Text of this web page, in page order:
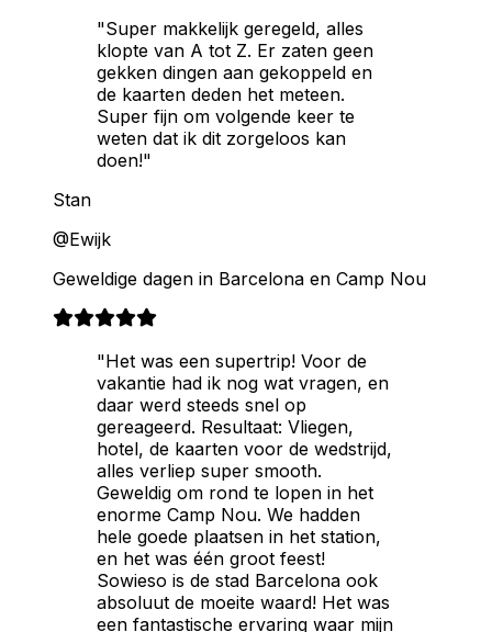
"Super makkelijk geregeld, alles
klopte van A tot Z. Er zaten geen
gekken dingen aan gekoppeld en
de kaarten deden het meteen.
Super fijn om volgende keer te
weten dat ik dit zorgeloos kan
doen!"
Stan
@Ewijk
Geweldige dagen in Barcelona en Camp Nou
"Het was een supertrip! Voor de
vakantie had ik nog wat vragen, en
daar werd steeds snel op
gereageerd. Resultaat: Vliegen,
hotel, de kaarten voor de wedstrijd,
alles verliep super smooth.
Geweldig om rond te lopen in het
enorme Camp Nou. We hadden
hele goede plaatsen in het station,
en het was één groot feest!
Sowieso is de stad Barcelona ook
absoluut de moeite waard! Het was
een fantastische ervaring waar mijn